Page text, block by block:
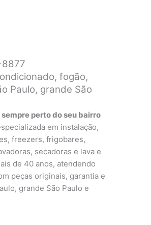
8877
fogão,
Paulo, grande São
perto do seu bairro
em instalação,
freezers, frigobares,
secadoras e lava e
de 40 anos, atendendo
peças originais, garantia e
grande São Paulo e